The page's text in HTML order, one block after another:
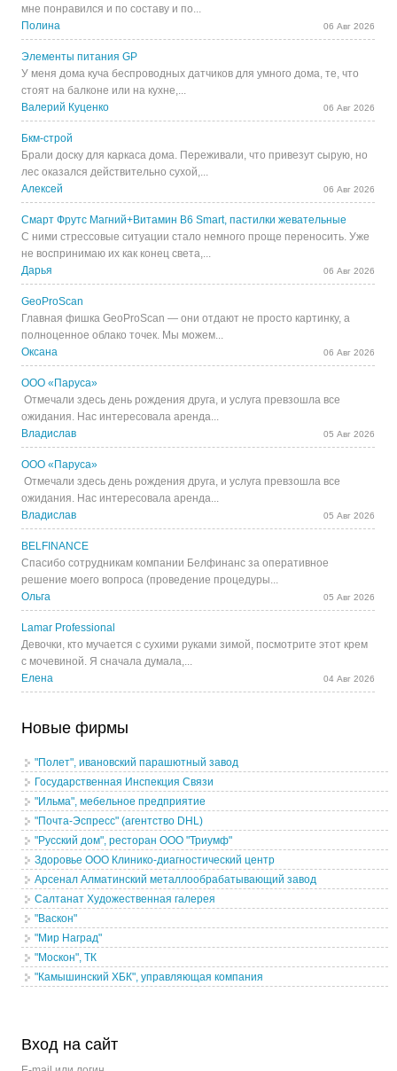
мне понравился и по составу и по...
Полина
06 Авг 2026
Элементы питания GP
У меня дома куча беспроводных датчиков для умного дома, те, что
стоят на балконе или на кухне,...
Валерий Куценко
06 Авг 2026
Бкм-строй
Брали доску для каркаса дома. Переживали, что привезут сырую, но
лес оказался действительно сухой,...
Алексей
06 Авг 2026
Смарт Фрутс Магний+Витамин В6 Smart, пастилки жевательные
С ними стрессовые ситуации стало немного проще переносить. Уже
не воспринимаю их как конец света,...
Дарья
06 Авг 2026
GeoProScan
Главная фишка GeoProScan — они отдают не просто картинку, а
полноценное облако точек. Мы можем...
Оксана
06 Авг 2026
ООО «Паруса»
Отмечали здесь день рождения друга, и услуга превзошла все
ожидания. Нас интересовала аренда...
Владислав
05 Авг 2026
ООО «Паруса»
Отмечали здесь день рождения друга, и услуга превзошла все
ожидания. Нас интересовала аренда...
Владислав
05 Авг 2026
BELFINANCE
Спасибо сотрудникам компании Белфинанс за оперативное
решение моего вопроса (проведение процедуры...
Ольга
05 Авг 2026
Lamar Professional
Девочки, кто мучается с сухими руками зимой, посмотрите этот крем
с мочевиной. Я сначала думала,...
Елена
04 Авг 2026
Новые фирмы
"Полет", ивановский парашютный завод
Государственная Инспекция Связи
"Ильма", мебельное предприятие
"Почта-Эспресс" (агентство DHL)
"Русский дом", ресторан ООО "Триумф"
Здоровье ООО Клинико-диагностический центр
Арсенал Алматинский металлообрабатывающий завод
Салтанат Художественная галерея
"Васкон"
"Мир Наград"
"Москон", ТК
"Камышинский ХБК", управляющая компания
Вход на сайт